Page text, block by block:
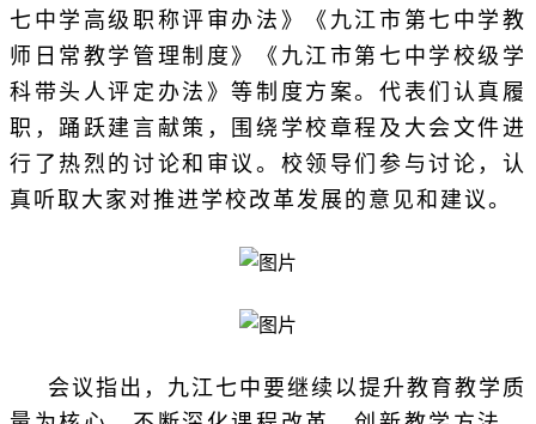
七中学高级职称评审办法》《九江市第七中学教
师日常教学管理制度》《九江市第七中学校级学
科带头人评定办法》等制度方案。代表们认真履
职，踊跃建言献策，围绕学校章程及大会文件进
行了热烈的讨论和审议。校领导们参与讨论，认
真听取大家对推进学校改革发展的意见和建议。
会议指出，九江七中要继续以提升教育教学质